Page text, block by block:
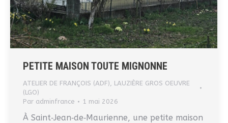
PETITE MAISON TOUTE MIGNONNE
ATELIER DE FRANÇOIS (ADF)
LAUZIÈRE GROS OEUVRE
(LGO)
Par adminfrance 1 mai 2026
À Saint‑Jean‑de‑Maurienne, une petite maison